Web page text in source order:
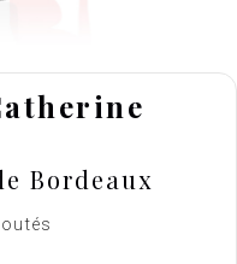
Bordeaux